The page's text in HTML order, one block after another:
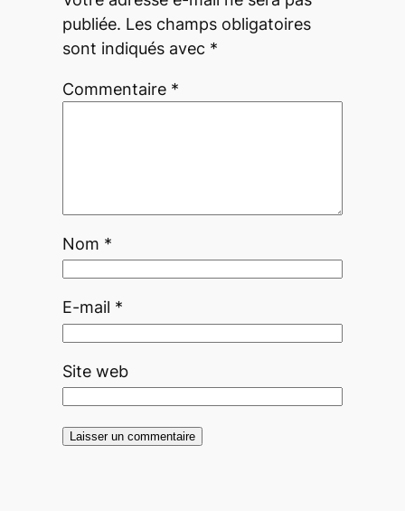
publiée. Les champs obligatoires
sont indiqués avec *
Commentaire *
Nom *
E-mail *
Site web